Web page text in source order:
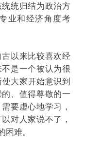
统归结为政治方
业和经济角度考
以来比较喜欢经
是一个被认为很
大家开始意识到
、值得尊敬的一
要虚心地学习，
对人家说不了，
困难。